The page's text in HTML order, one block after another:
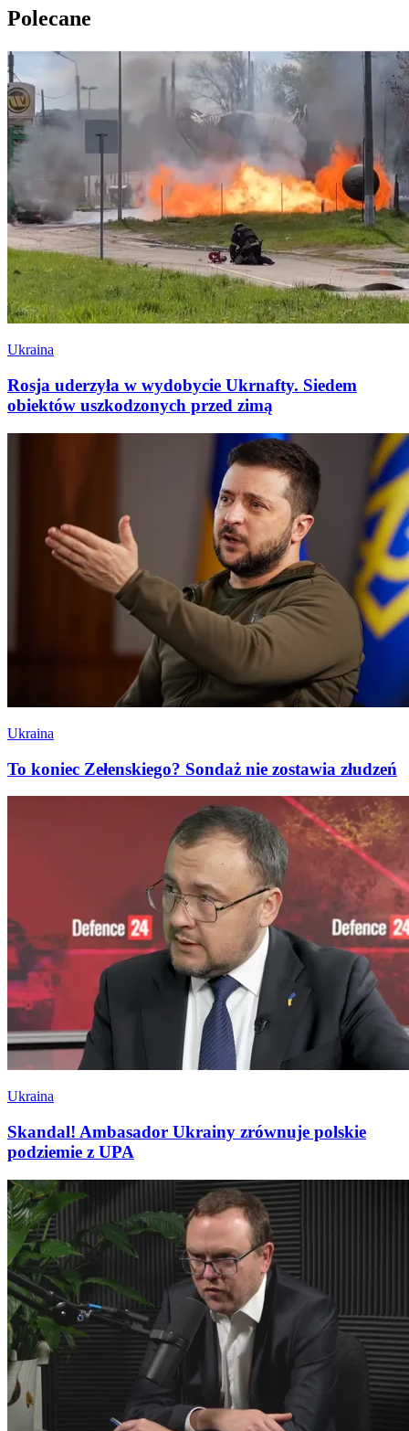
Polecane
Ukraina
Rosja uderzyła w wydobycie Ukrnafty. Siedem
obiektów uszkodzonych przed zimą
Ukraina
To koniec Zełenskiego? Sondaż nie zostawia złudzeń
Ukraina
Skandal! Ambasador Ukrainy zrównuje polskie
podziemie z UPA